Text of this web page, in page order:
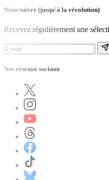
Nous suivre (jusqu'à la révolution)
Recevez régulièrement une
Nos réseaux sociaux